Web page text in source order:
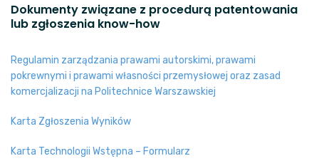
Dokumenty związane z procedurą patentowania
lub zgłoszenia know-how
Regulamin zarządzania prawami autorskimi, prawami
pokrewnymi i prawami własności przemysłowej oraz zasad
komercjalizacji na Politechnice Warszawskiej
Karta Zgłoszenia Wyników
Karta Technologii Wstępna – Formularz